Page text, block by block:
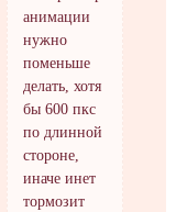
анимации
нужно
поменьше
делать, хотя
бы 600 пкс
по длинной
стороне,
иначе инет
тормозит